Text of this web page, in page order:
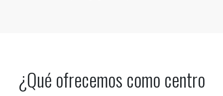
¿Qué ofrecemos como centro